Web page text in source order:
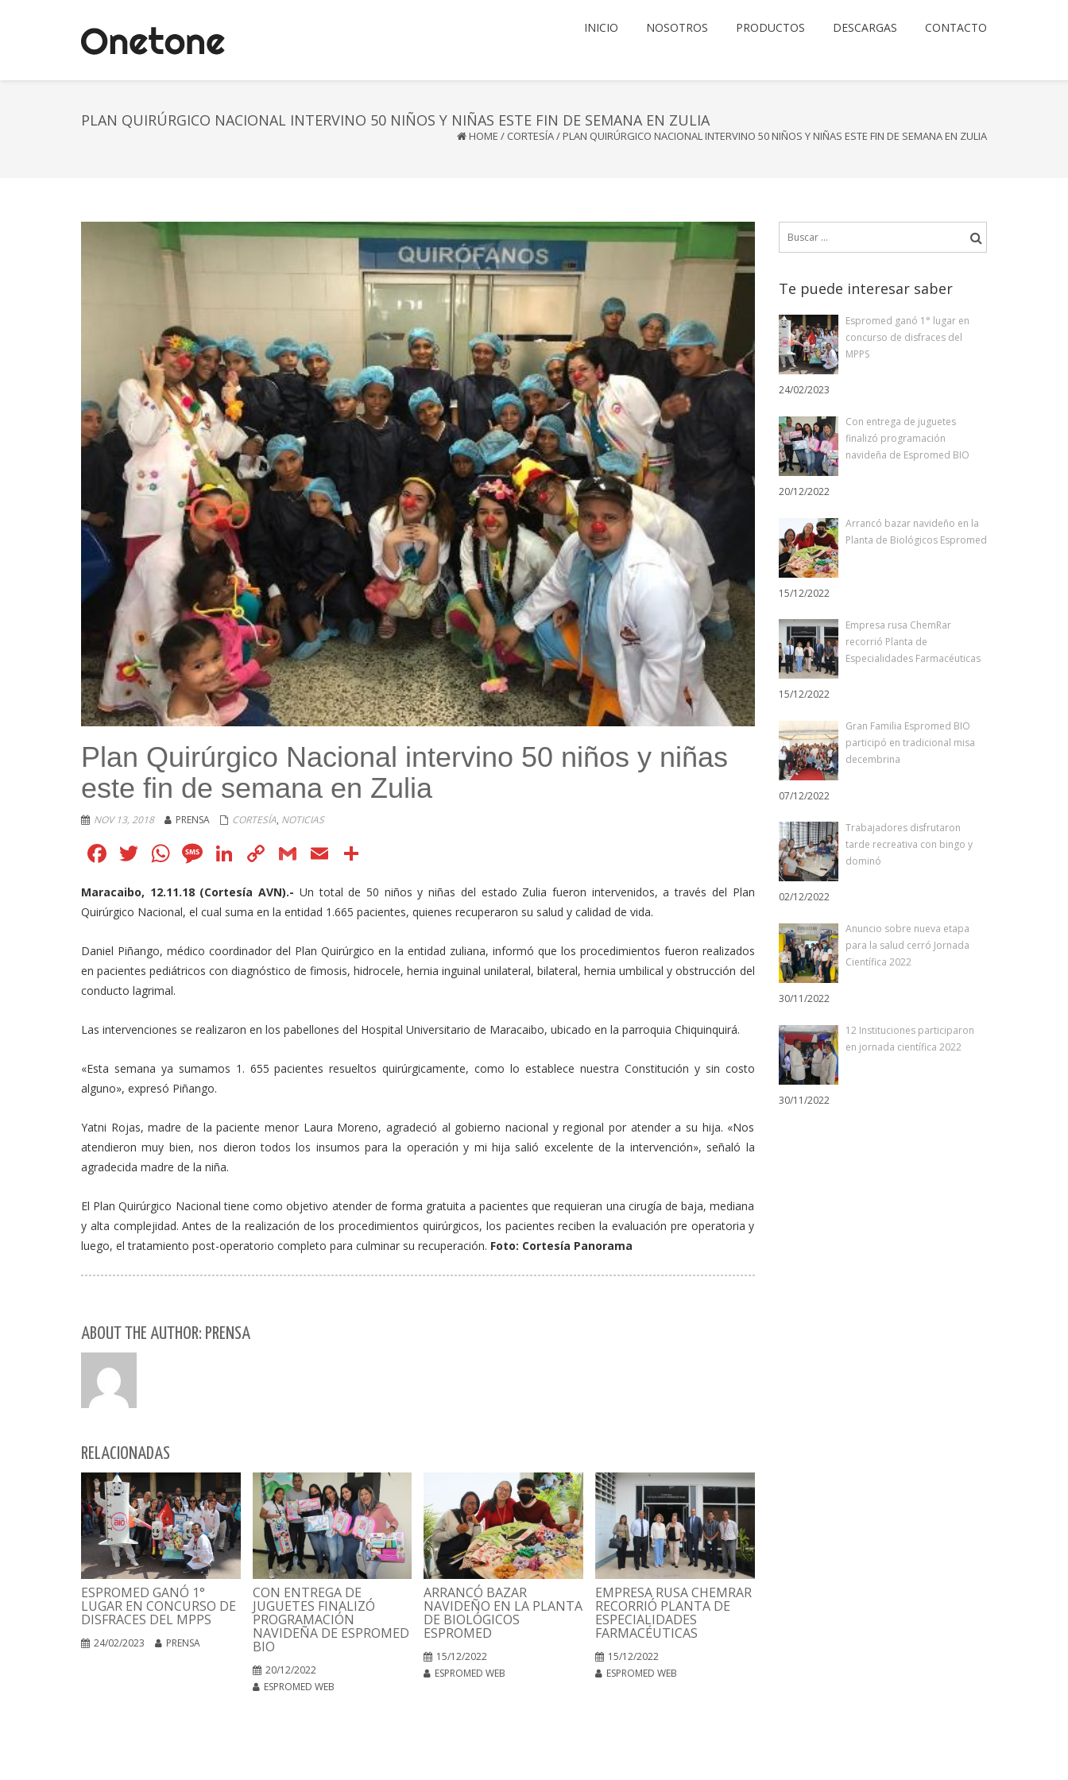
INICIO NOSOTROS PRODUCTOS DESCARGAS CONTACTO
PLAN QUIRÚRGICO NACIONAL INTERVINO 50 NIÑOS Y NIÑAS ESTE FIN DE SEMANA EN ZULIA
HOME / CORTESÍA/ PLAN QUIRÚRGICO NACIONAL INTERVINO 50 NIÑOS Y NIÑAS ESTE FIN DE SEMANA EN ZULIA
Plan Quirúrgico Nacional intervino 50 niños y niñas
este fin de semana en Zulia
NOV 13, 2018 PRENSA CORTESÍA, NOTICIAS
Facebook
Twitter
WhatsApp
Message
LinkedIn
CopyGmailEmail
Maracaibo, 12.11.18 (Cortesía AVN).- Un total de 50 niños y niñas del estado Zulia fueron intervenidos, a través del Plan
Quirúrgico Nacional, el cual suma en la entidad 1.665 pacientes, quienes recuperaron su salud y calidad de vida.
Daniel Piñango, médico coordinador del Plan Quirúrgico en la entidad zuliana, informó que los procedimientos fueron realizados
en pacientes pediátricos con diagnóstico de fimosis, hidrocele, hernia inguinal unilateral, bilateral, hernia umbilical y obstrucción del
conducto lagrimal.
Las intervenciones se realizaron en los pabellones del Hospital Universitario de Maracaibo, ubicado en la parroquia Chiquinquirá.
«Esta semana ya sumamos 1. 655 pacientes resueltos quirúrgicamente, como lo establece nuestra Constitución y sin costo
alguno», expresó Piñango.
Yatni Rojas, madre de la paciente menor Laura Moreno, agradeció al gobierno nacional y regional por atender a su hija. «Nos
atendieron muy bien, nos dieron todos los insumos para la operación y mi hija salió excelente de la intervención», señaló la
agradecida madre de la niña.
El Plan Quirúrgico Nacional tiene como objetivo atender de forma gratuita a pacientes que requieran una cirugía de baja, mediana
y alta complejidad. Antes de la realización de los procedimientos quirúrgicos, los pacientes reciben la evaluación pre operatoria y
luego, el tratamiento post-operatorio completo para culminar su recuperación. Foto: Cortesía Panorama
ABOUT THE AUTHOR: PRENSA
RELACIONADAS
ESPROMED GANÓ 1°
LUGAR EN CONCURSO DE
DISFRACES DEL MPPS
24/02/2023 PRENSA
CON ENTREGA DE
JUGUETES FINALIZÓ
PROGRAMACIÓN
NAVIDEÑA DE ESPROMED
BIO
20/12/2022
ESPROMED WEB
ARRANCÓ BAZAR
NAVIDEÑO EN LA PLANTA
DE BIOLÓGICOS
ESPROMED
15/12/2022
ESPROMED WEB
EMPRESA RUSA CHEMRAR
RECORRIÓ PLANTA DE
ESPECIALIDADES
FARMACÉUTICAS
15/12/2022
ESPROMED WEB
Te puede interesar saber
Espromed ganó 1° lugar en
concurso de disfraces del
MPPS
24/02/2023
Con entrega de juguetes
finalizó programación
navideña de Espromed BIO
20/12/2022
Arrancó bazar navideño en la
Planta de Biológicos Espromed
15/12/2022
Empresa rusa ChemRar
recorrió Planta de
Especialidades Farmacéuticas
15/12/2022
Gran Familia Espromed BIO
participó en tradicional misa
decembrina
07/12/2022
Trabajadores disfrutaron
tarde recreativa con bingo y
dominó
02/12/2022
Anuncio sobre nueva etapa
para la salud cerró Jornada
Científica 2022
30/11/2022
12 Instituciones participaron
en jornada científica 2022
30/11/2022